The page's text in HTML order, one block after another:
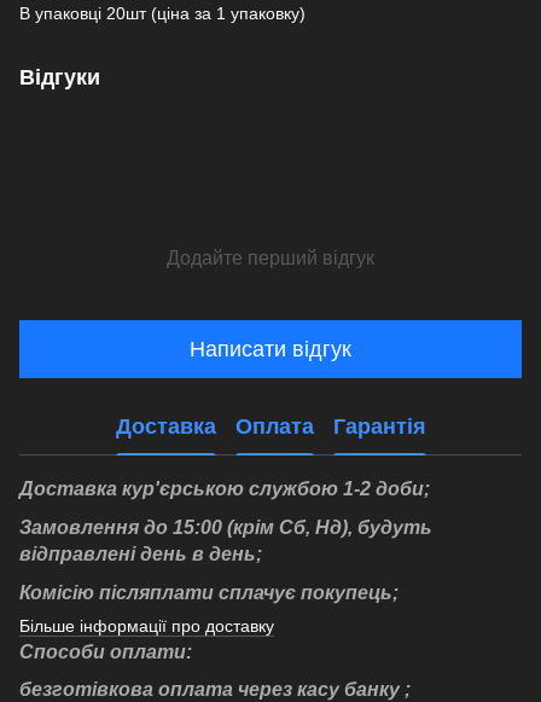
В упаковці 20шт (ціна за 1 упаковку)
Відгуки
Додайте перший відгук
Написати відгук
Доставка Оплата Гарантія
Доставка кур'єрською службою 1-2 доби;
Замовлення до 15:00 (крім Сб, Нд), будуть
відправлені день в день;
Комісію післяплати cплачує покупець;
Більше інформації про доставку
Способи оплати:
безготівкова оплата через касу банку ;